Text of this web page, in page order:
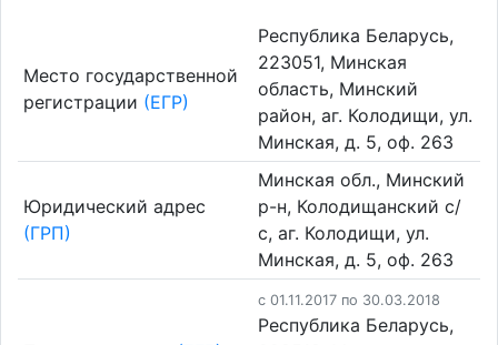
Место государственной
регистрации (ЕГР)
Республика Беларусь,
223051, Минская
область, Минский
район, аг. Колодищи, ул.
Минская, д. 5, оф. 263
Юридический адрес
(ГРП)
Минская обл., Минский
р-н, Колодищанский с/
с, аг. Колодищи, ул.
Минская, д. 5, оф. 263
c 01.11.2017 по 30.03.2018
Республика Беларусь,